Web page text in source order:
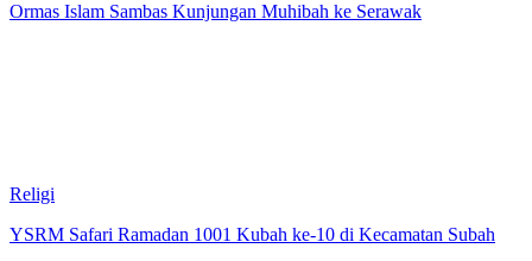
Ormas Islam Sambas Kunjungan Muhibah ke Serawak
Religi
YSRM Safari Ramadan 1001 Kubah ke-10 di Kecamatan Subah